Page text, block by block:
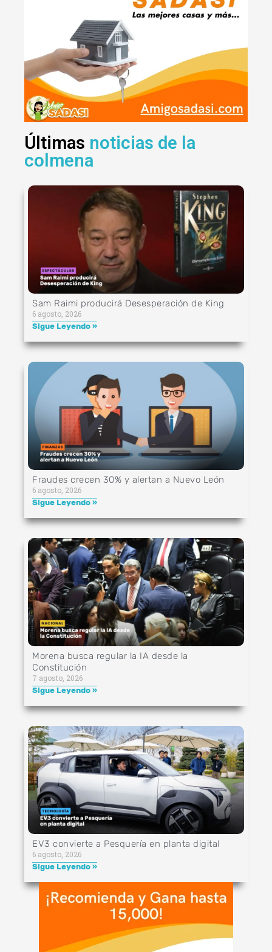
Últimas noticias de la
colmena
Sam Raimi producirá Desesperación de King
6 agosto, 2026
Sigue Leyendo »
Fraudes crecen 30% y alertan a Nuevo León
6 agosto, 2026
Sigue Leyendo »
Morena busca regular la IA desde la
Constitución
7 agosto, 2026
Sigue Leyendo »
EV3 convierte a Pesquería en planta digital
6 agosto, 2026
Sigue Leyendo »